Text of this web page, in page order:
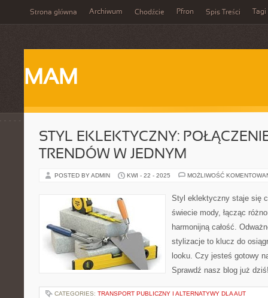
Strona główna Archiwum Chodźcie Pfron Spis Treści Tagi
MAM
STYL EKLEKTYCZNY:
TRENDÓW W JEDNYM
POSTED BY ADMIN KWI - 22 - 2025 MOŻLIWOŚĆ
Styl eklektyczny staje się
świecie mody, łącząc
harmonijną całość.
stylizacje to klucz do
looku. Czy jesteś gotowy
Sprawdź nasz blog już
CATEGORIES: TRANSPORT PUBLICZNY I ALTERNATYWY DLA AUT